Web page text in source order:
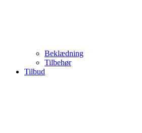
Beklædning
Tilbehør
Tilbud